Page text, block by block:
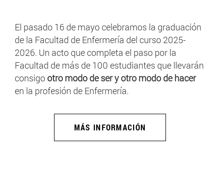
El pasado 16 de mayo celebramos la graduación
de la Facultad de Enfermería del curso 2025-
2026. Un acto que completa el paso por la
Facultad de más de 100 estudiantes que llevarán
consigootro modo de ser y otro modo de hacer
en la profesión de Enfermería.
MÁS INFORMACIÓN